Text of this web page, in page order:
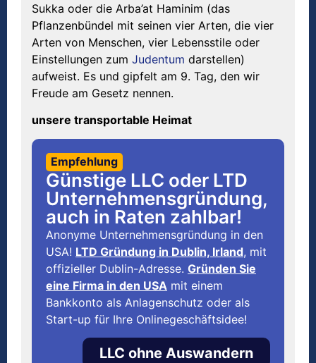
Sukka oder die Arba’at Haminim (das
Pflanzenbündel mit seinen vier Arten, die vier
Arten von Menschen, vier Lebensstile oder
Einstellungen zum Judentum darstellen)
aufweist. Es und gipfelt am 9. Tag, den wir
Freude am Gesetz nennen.
unsere transportable Heimat
Empfehlung
Günstige LLC oder LTD
Unternehmensgründung,
auch in Raten zahlbar!
Anonyme Unternehmensgründung in den
USA! LTD Gründung in Dublin, Irland, mit
offizieller Dublin-Adresse. Gründen Sie
eine Firma in den USA mit einem
Bankkonto als Anlagenschutz oder als
Start-up für Ihre Onlinegeschäftsidee!
LLC ohne Auswandern